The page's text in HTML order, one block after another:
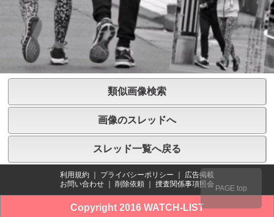
類似画像検索
画像のスレッドへ
スレッド一覧へ戻る
利用規約 プライバシーポリシー
広告掲載
お問い合わせ
削除依頼 捜査関係事項照会
Copyright 2016 WATCH-LIST
PAGE top